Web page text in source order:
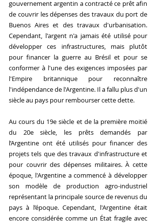
gouvernement argentin a contracté ce prêt afin
de couvrir les dépenses des travaux du port de
Buenos Aires et des travaux d'urbanisation.
Cependant, l'argent n'a jamais été utilisé pour
développer ces infrastructures, mais plutôt
pour financer la guerre au Brésil et pour se
conformer à l'une des exigences imposées par
l'Empire britannique pour reconnaître
l'indépendance de l'Argentine. Il a fallu plus d'un
siècle au pays pour rembourser cette dette.
Au cours du 19e siècle et de la première moitié
du 20e siècle, les prêts demandés par
l’Argentine ont été utilisés pour financer des
projets tels que des travaux d'infrastructure et
pour couvrir des dépenses militaires. À cette
époque, l'Argentine a commencé à développer
son modèle de production agro-industriel
représentant la principale source de revenus du
pays à l’époque. Cependant, l'Argentine était
encore considérée comme un État fragile avec